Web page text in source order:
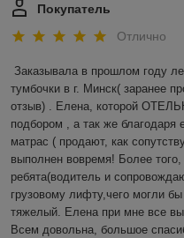
Покупатель
Отлично
Заказывала в прошлом году
тумбочки в г. Минск( заранее
отзыв) . Елена, которой
подбором , а так же благодаря
матрас ( продают, как
выполнен вовремя! Более
ребята(водитель и
грузовому лифту,чего могли
тяжелый. Елена при мне все
Всем довольна, большое